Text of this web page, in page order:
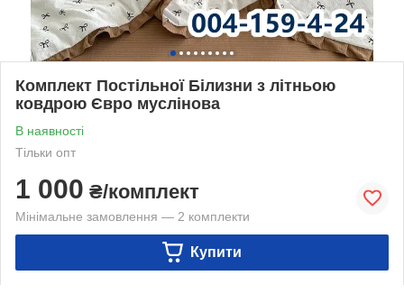
Комплект Постільної Білизни з літньою
ковдрою Євро муслінова
В наявності
Тільки опт
1 000 ₴/комплект
Мінімальне замовлення — 2 комплекти
Купити